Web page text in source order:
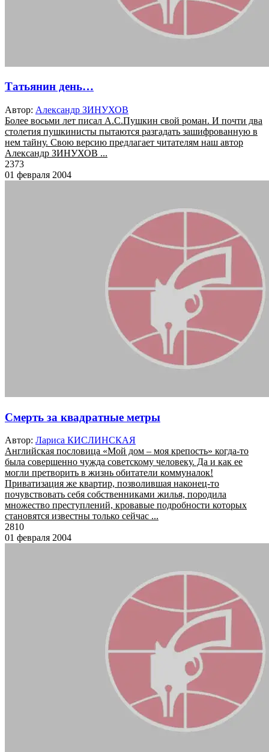
Татьянин день…
Автор: Александр ЗИНУХОВ
Более восьми лет писал А.С.Пушкин свой роман. И почти два
столетия пушкинисты пытаются разгадать зашифрованную в
нем тайну. Свою версию предлагает читателям наш автор
Александр ЗИНУХОВ ...
2373
01 февраля 2004
Смерть за квадратные метры
Автор: Лариса КИСЛИНСКАЯ
Английская пословица «Мой дом – моя крепость» когда-то
была совершенно чужда советскому человеку. Да и как ее
могли претворить в жизнь обитатели коммуналок!
Приватизация же квартир, позволившая наконец-то
почувствовать себя собственниками жилья, породила
множество преступлений, кровавые подробности которых
становятся известны только сейчас ...
2810
01 февраля 2004